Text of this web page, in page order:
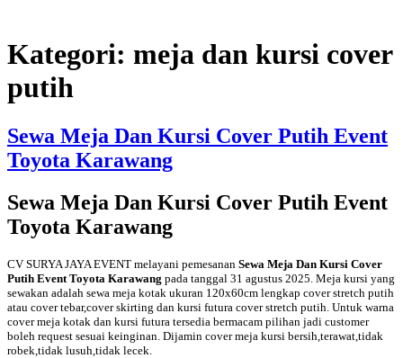
Kategori: meja dan kursi cover
putih
Sewa Meja Dan Kursi Cover Putih Event
Toyota Karawang
Sewa Meja Dan Kursi Cover Putih Event
Toyota Karawang
CV SURYA JAYA EVENT melayani pemesanan Sewa Meja Dan Kursi Cover
Putih Event Toyota Karawang pada tanggal 31 agustus 2025. Meja kursi yang
sewakan adalah sewa meja kotak ukuran 120x60cm lengkap cover stretch putih
atau cover tebar,cover skirting dan kursi futura cover stretch putih. Untuk warna
cover meja kotak dan kursi futura tersedia bermacam pilihan jadi customer
boleh request sesuai keinginan. Dijamin cover meja kursi bersih,terawat,tidak
robek,tidak lusuh,tidak lecek.